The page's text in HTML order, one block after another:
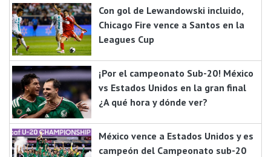
Con gol de Lewandowski incluido,
Chicago Fire vence a Santos en la
Leagues Cup
¡Por el campeonato Sub-20! México
vs Estados Unidos en la gran final
¿A qué hora y dónde ver?
México vence a Estados Unidos y es
campeón del Campeonato sub-20